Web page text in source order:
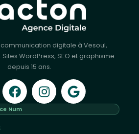
digitale à Vesoul,
WordPress, SEO et graphisme
depuis 15 ans.
Num